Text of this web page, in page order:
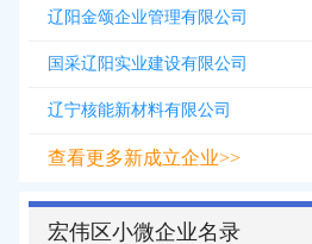
辽阳金颂企业管理有限公司
国采辽阳实业建设有限公司
辽宁核能新材料有限公司
查看更多新成立企业>>
宏伟区小微企业名录